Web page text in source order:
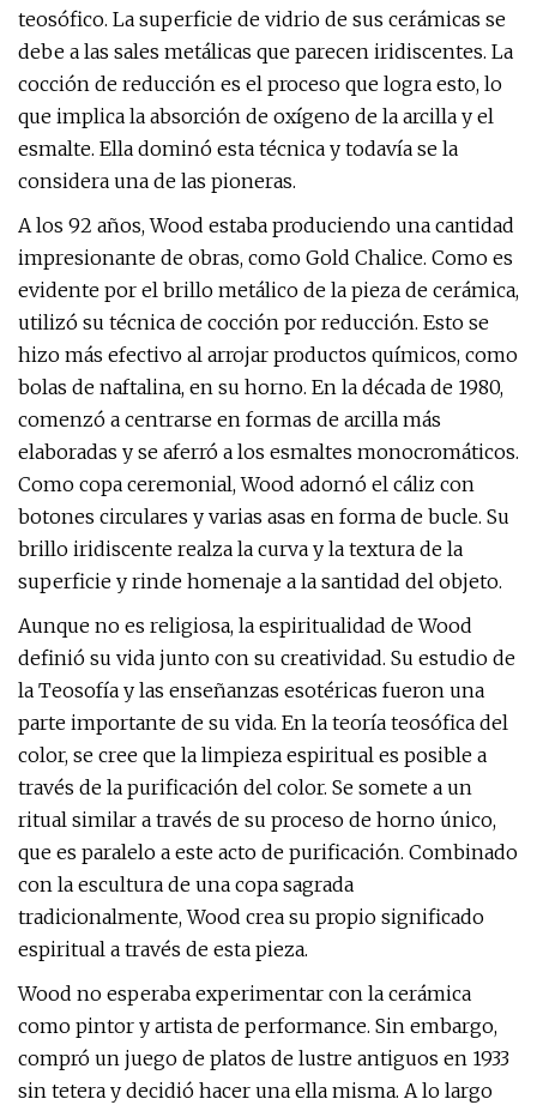
teosófico. La superficie de vidrio de sus cerámicas se
debe a las sales metálicas que parecen iridiscentes. La
cocción de reducción es el proceso que logra esto, lo
que implica la absorción de oxígeno de la arcilla y el
esmalte. Ella dominó esta técnica y todavía se la
considera una de las pioneras.
A los 92 años, Wood estaba produciendo una cantidad
impresionante de obras, como Gold Chalice. Como es
evidente por el brillo metálico de la pieza de cerámica,
utilizó su técnica de cocción por reducción. Esto se
hizo más efectivo al arrojar productos químicos, como
bolas de naftalina, en su horno. En la década de 1980,
comenzó a centrarse en formas de arcilla más
elaboradas y se aferró a los esmaltes monocromáticos.
Como copa ceremonial, Wood adornó el cáliz con
botones circulares y varias asas en forma de bucle. Su
brillo iridiscente realza la curva y la textura de la
superficie y rinde homenaje a la santidad del objeto.
Aunque no es religiosa, la espiritualidad de Wood
definió su vida junto con su creatividad. Su estudio de
la Teosofía y las enseñanzas esotéricas fueron una
parte importante de su vida. En la teoría teosófica del
color, se cree que la limpieza espiritual es posible a
través de la purificación del color. Se somete a un
ritual similar a través de su proceso de horno único,
que es paralelo a este acto de purificación. Combinado
con la escultura de una copa sagrada
tradicionalmente, Wood crea su propio significado
espiritual a través de esta pieza.
Wood no esperaba experimentar con la cerámica
como pintor y artista de performance. Sin embargo,
compró un juego de platos de lustre antiguos en 1933
sin tetera y decidió hacer una ella misma. A lo largo